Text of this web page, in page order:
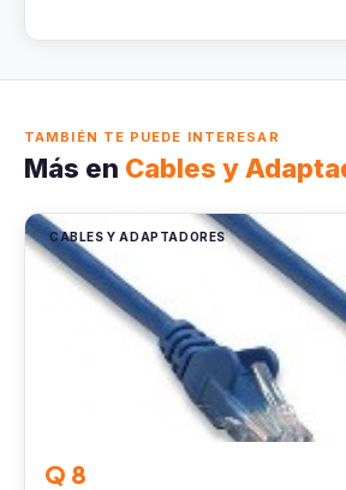
TAMBIÉN TE PUEDE INTERESAR
Más en Cables y
CABLES Y ADAPTADORES
Q 8